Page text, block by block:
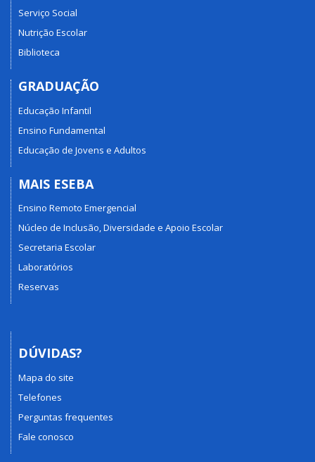
Serviço Social
Nutrição Escolar
Biblioteca
GRADUAÇÃO
Educação Infantil
Ensino Fundamental
Educação de Jovens e Adultos
MAIS ESEBA
Ensino Remoto Emergencial
Núcleo de Inclusão, Diversidade e Apoio Escolar
Secretaria Escolar
Laboratórios
Reservas
DÚVIDAS?
Mapa do site
Telefones
Perguntas frequentes
Fale conosco